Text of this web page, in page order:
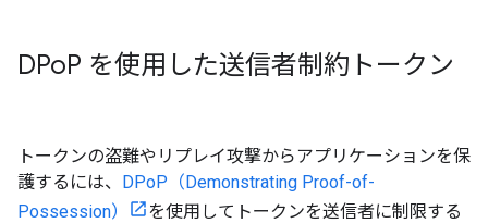
DPoP を使用した送信者制約トークン
トークンの盗難やリプレイ攻撃からアプリケーションを保
護するには、 DPoP（Demonstrating Proof-of-
Possession）
を使用してトークンを送信者に制限する